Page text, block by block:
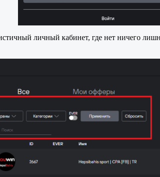
личный кабинет, где нет ничего